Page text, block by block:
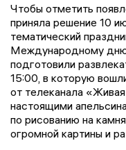
Чтобы отметить
приняла решение 10
тематический
Международному
подготовили
15:00, в которую
от телеканала
настоящими
по рисованию на
огромной картины и